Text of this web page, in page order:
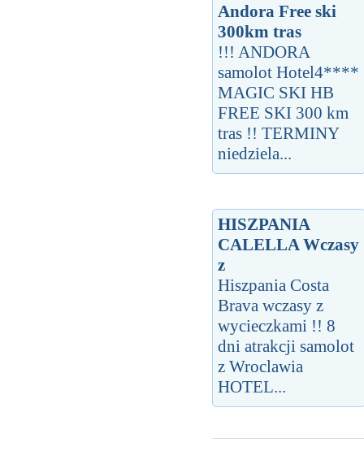
Andora Free ski
300km tras
!!! ANDORA
samolot Hotel4****
MAGIC SKI HB
FREE SKI 300 km
tras !! TERMINY
niedziela...
HISZPANIA
CALELLA Wczasy
z
Hiszpania Costa
Brava wczasy z
wycieczkami !! 8
dni atrakcji samolot
z Wroclawia
HOTEL...